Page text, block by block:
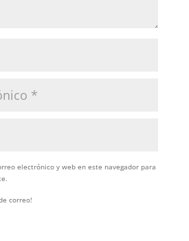
electrónico y web en este navegador para
correo!